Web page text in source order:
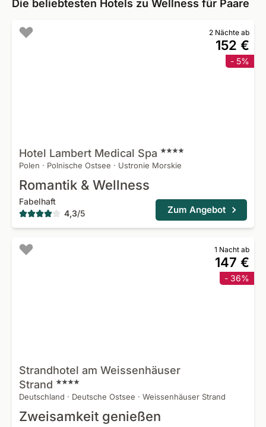
Die beliebtesten Hotels zu Wellness für Paare
2 Nächte ab
152 €
- 5%
Hotel Lambert Medical Spa
Polen · Polnische Ostsee · Ustronie Morskie
Romantik & Wellness
Fabelhaft
4,3/5 Zum Angebot
1 Nacht ab
147 €
- 36%
Strandhotel am Weissenhäuser
Strand
Deutschland · Deutsche Ostsee · Weissenhäuser Strand
Zweisamkeit genießen